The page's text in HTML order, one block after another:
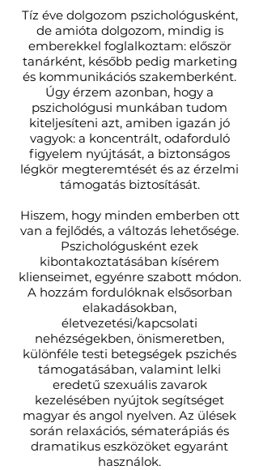
Tíz éve dolgozom pszichológusként,
de amióta dolgozom, mindig is
emberekkel foglalkoztam: először
tanárként, később pedig marketing
és kommunikációs szakemberként.
Úgy érzem azonban, hogy a
pszichológusi munkában tudom
kiteljesíteni azt, amiben igazán jó
vagyok: a koncentrált, odaforduló
figyelem nyújtását, a biztonságos
légkör megteremtését és az érzelmi
támogatás biztosítását.
Hiszem, hogy minden emberben ott
van a fejlődés, a változás lehetősége.
Pszichológusként ezek
kibontakoztatásában kísérem
klienseimet, egyénre szabott módon.
A hozzám fordulóknak elsősorban
elakadásokban,
életvezetési/kapcsolati
nehézségekben, önismeretben,
különféle testi betegségek pszichés
támogatásában, valamint lelki
eredetű szexuális zavarok
kezelésében nyújtok segítséget
magyar és angol nyelven. Az ülések
során relaxációs, sématerápiás és
dramatikus eszközöket egyaránt
használok.